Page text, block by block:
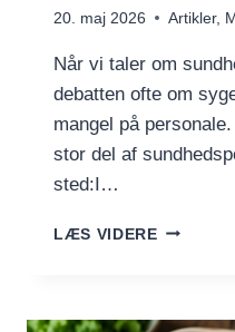
20. maj 2026 Artikler,
Når vi taler om
debatten ofte om
mangel på
stor del af
sted:I…
LÆS VIDEREMAD,
–